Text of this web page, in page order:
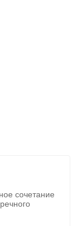
сочетание